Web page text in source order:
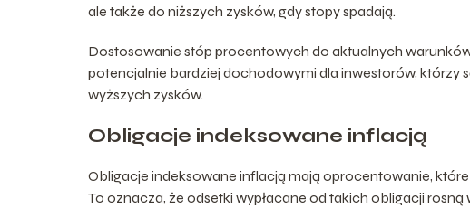
ale także do niższych zysków, gdy stopy spadają.
Dostosowanie stóp procentowych do aktualnych
potencjalnie bardziej dochodowymi dla inwestorów, którzy
wyższych zysków.
Obligacje indeksowane inflacją
Obligacje indeksowane inflacją mają oprocentowanie,
To oznacza, że odsetki wypłacane od takich obligacji